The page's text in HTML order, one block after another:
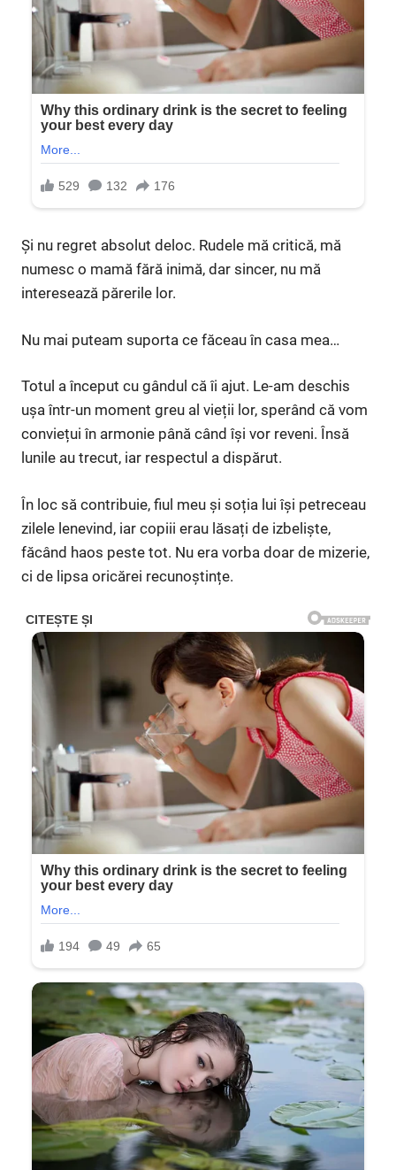
Și nu regret absolut deloc. Rudele mă critică, mă
numesc o mamă fără inimă, dar sincer, nu mă
interesează părerile lor.
Nu mai puteam suporta ce făceau în casa mea…
Totul a început cu gândul că îi ajut. Le-am deschis
ușa într-un moment greu al vieții lor, sperând că vom
conviețui în armonie până când își vor reveni. Însă
lunile au trecut, iar respectul a dispărut.
În loc să contribuie, fiul meu și soția lui își petreceau
zilele lenevind, iar copiii erau lăsați de izbeliște,
făcând haos peste tot. Nu era vorba doar de mizerie,
ci de lipsa oricărei recunoștințe.